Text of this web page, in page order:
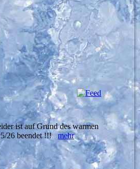
ist auf Grund des warmen
26 beendet !!!mehr